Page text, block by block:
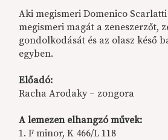
Aki megismeri Domenico
megismeri magát a zeneszerzőt,
gondolkodását és az olasz késő
egyben.
Előadó:
Racha Arodaky – zongora
A lemezen elhangzó művek:
1. F minor, K 466/L 118